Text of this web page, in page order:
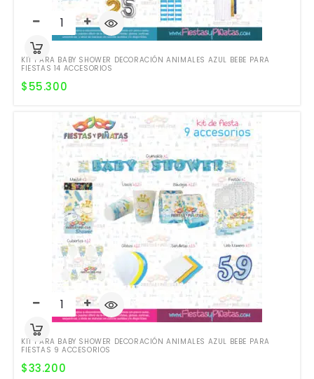
KIT PARA BABY SHOWER DECORACIÓN ANIMALES AZUL BEBE PARA
FIESTAS 14 ACCESORIOS
$55.300
KIT PARA BABY SHOWER DECORACIÓN ANIMALES AZUL BEBE PARA
FIESTAS 9 ACCESORIOS
$33.200